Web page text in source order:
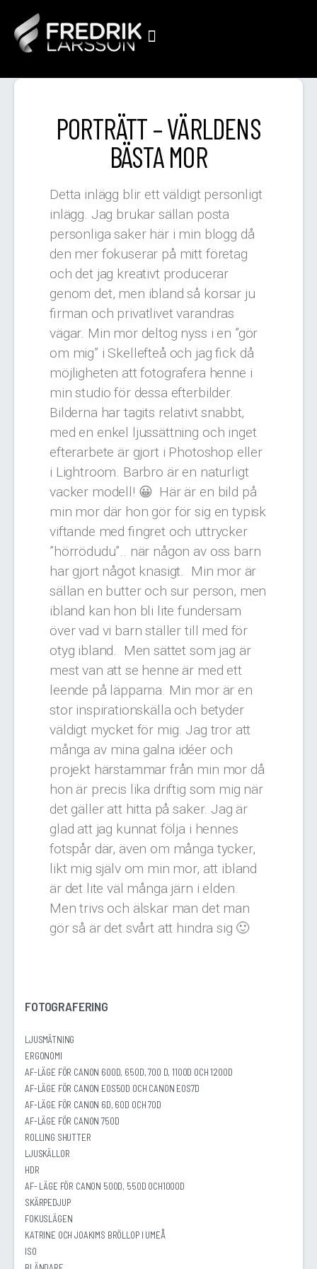
PORTRÄTT – VÄRLDENS
BÄSTA MOR
Detta inlägg blir ett väldigt personligt
inlägg. Jag brukar sällan posta
personliga saker här i min blogg då
den mer fokuserar på mitt företag
och det jag kreativt producerar
genom det, men ibland så korsar ju
firman och privatlivet varandras
vägar. Min mor deltog nyss i en ”gör
om mig” i Skellefteå och jag fick då
möjligheten att fotografera henne i
min studio för dessa efterbilder.
Bilderna har tagits relativt snabbt,
med en enkel ljussättning och inget
efterarbete är gjort i Photoshop eller
i Lightroom. Barbro är en naturligt
vacker modell! 😀 Här är en bild på
min mor där hon gör för sig en typisk
viftande med fingret och uttrycker
”hörrödudu”.. när någon av oss barn
har gjort något knasigt.
Min mor är
sällan en butter och sur person, men
ibland kan hon bli lite fundersam
över vad vi barn ställer till med för
otyg ibland.
Men sättet som jag är
mest van att se henne är med ett
leende på läpparna. Min mor är en
stor inspirationskälla och betyder
väldigt mycket för mig. Jag tror att
många av mina galna idéer och
projekt härstammar från min mor då
hon är precis lika driftig som mig när
det gäller att hitta på saker. Jag är
glad att jag kunnat följa i hennes
fotspår där, även om många tycker,
likt mig själv om min mor, att ibland
är det lite väl många järn i elden.
Men trivs och älskar man det man
gör så är det svårt att hindra sig 🙂
FOTOGRAFERING
LJUSMÄTNING
ERGONOMI
AF-LÄGE FÖR CANON 600D, 650D, 700 D, 1100D OCH 1200D
AF-LÄGE FÖR CANON EOS50D OCH CANON EOS7D
AF-LÄGE FÖR CANON 6D, 60D OCH 70D
AF-LÄGE FÖR CANON 750D
ROLLING SHUTTER
LJUSKÄLLOR
HDR
AF- LÄGE FÖR CANON 500D, 550D OCH1000D
SKÄRPEDJUP
FOKUSLÄGEN
KATRINE OCH JOAKIMS BRÖLLOP I UMEÅ
ISO